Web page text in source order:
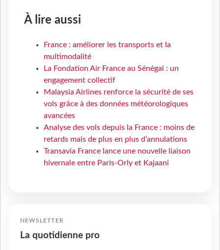
À lire aussi
France : améliorer les transports et la
multimodalité
La Fondation Air France au Sénégal : un
engagement collectif
Malaysia Airlines renforce la sécurité de ses
vols grâce à des données météorologiques
avancées
Analyse des vols depuis la France : moins de
retards mais de plus en plus d’annulations
Transavia France lance une nouvelle liaison
hivernale entre Paris-Orly et Kajaani
NEWSLETTER
La quotidienne pro